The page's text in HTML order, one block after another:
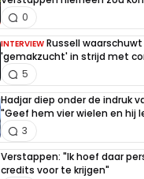
0
INTERVIEW Russell
'gemakzucht' in strijd met
5
Hadjar diep onder de indruk
"Geef hem vier wielen en hij
3
Verstappen: "Ik hoef daar
credits voor te krijgen"